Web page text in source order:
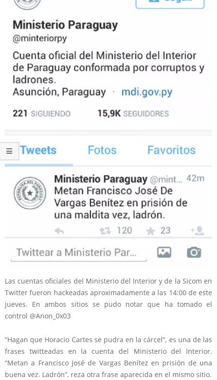
Las cuentas oficiales del Ministerio del Interior y de la Sicom en
Twitter fueron hackeadas aproximadamente a las 14:00 de este
jueves. En ambos sitios se pudo notar que ha tomado el
control @Anon_0x03
“Hagan que Horacio Cartes se pudra en la cárcel”, es una de las
frases twitteadas en la cuenta del Ministerio del Interior.
“Metan a Francisco José de Vargas Benítez en prisión de una
buena vez. Ladrón”, reza otra frase aparecida en el mismo sitio.